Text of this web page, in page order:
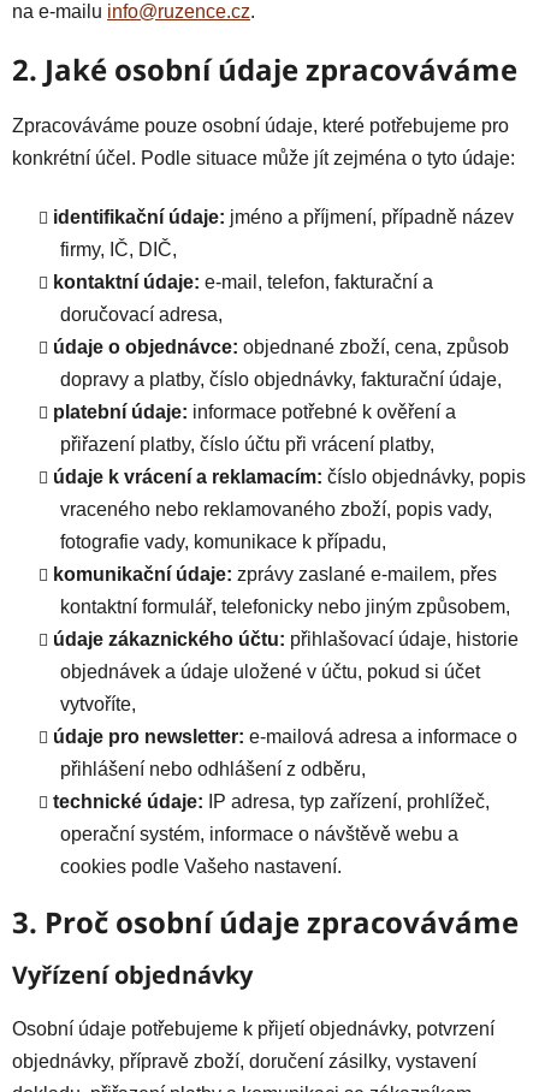
na e-mailu info@ruzence.cz.
2. Jaké osobní údaje zpracováváme
Zpracováváme pouze osobní údaje, které potřebujeme pro
konkrétní účel. Podle situace může jít zejména o tyto údaje:
identifikační údaje: jméno a příjmení, případně název
firmy, IČ, DIČ,
kontaktní údaje: e-mail, telefon, fakturační a
doručovací adresa,
údaje o objednávce: objednané zboží, cena, způsob
dopravy a platby, číslo objednávky, fakturační údaje,
platební údaje: informace potřebné k ověření a
přiřazení platby, číslo účtu při vrácení platby,
údaje k vrácení a reklamacím: číslo objednávky, popis
vraceného nebo reklamovaného zboží, popis vady,
fotografie vady, komunikace k případu,
komunikační údaje: zprávy zaslané e-mailem, přes
kontaktní formulář, telefonicky nebo jiným způsobem,
údaje zákaznického účtu: přihlašovací údaje, historie
objednávek a údaje uložené v účtu, pokud si účet
vytvoříte,
údaje pro newsletter: e-mailová adresa a informace o
přihlášení nebo odhlášení z odběru,
technické údaje: IP adresa, typ zařízení, prohlížeč,
operační systém, informace o návštěvě webu a
cookies podle Vašeho nastavení.
3. Proč osobní údaje zpracováváme
Vyřízení objednávky
Osobní údaje potřebujeme k přijetí objednávky, potvrzení
objednávky, přípravě zboží, doručení zásilky, vystavení